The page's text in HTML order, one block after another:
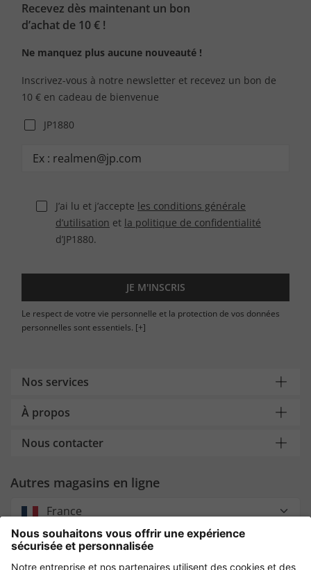
Recevez dès maintenant un bon
d’achat de 10 € !
Ne manquez plus aucune nouveauté !
Inscrivez-vous à notre newsletter et recevez un bon de
10 € en cadeau de bienvenue
JP1880
J’ai lu et j’accepte les conditions générale
d’utilisation et la politique de confidentialité
d’JP1880.
JE M'INSCRIS
Le respect de votre vie personnelle et la protection de vos données
personnelles sont essentiels. [+]
Nos services
À propos
Nous contacter
Autres magasins en ligne
France
Payment and Delivery